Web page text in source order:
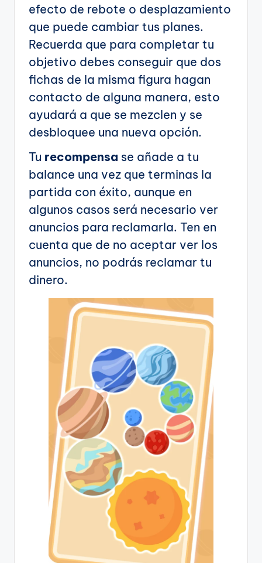
efecto de rebote o desplazamiento
que puede cambiar tus planes.
Recuerda que para completar tu
objetivo debes conseguir que dos
fichas de la misma figura hagan
contacto de alguna manera, esto
ayudará a que se mezclen y se
desbloquee una nueva opción.
Tu recompensa se añade a tu
balance una vez que terminas la
partida con éxito, aunque en
algunos casos será necesario ver
anuncios para reclamarla. Ten en
cuenta que de no aceptar ver los
anuncios, no podrás reclamar tu
dinero.